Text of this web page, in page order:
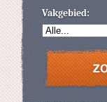
Vakgebied: